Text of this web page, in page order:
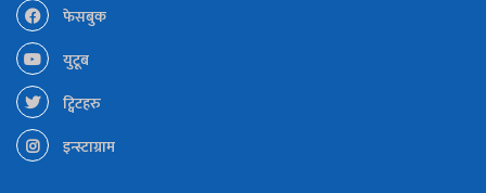
फेसबुक
युटूब
ट्विटहरु
इन्स्टाग्राम